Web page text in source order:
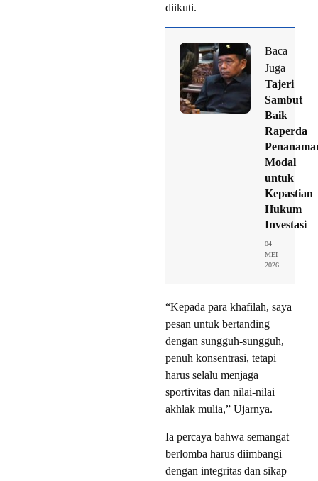
diikuti.
Baca
Juga
Tajeri
Sambut
Baik
Raperda
Modal
untuk
Kepastian
Hukum
Investasi
04
MEI
2026
“Kepada para khafilah, saya
pesan untuk bertanding
dengan sungguh-sungguh,
penuh konsentrasi, tetapi
harus selalu menjaga
sportivitas dan nilai-nilai
akhlak mulia,” Ujarnya.
Ia percaya bahwa semangat
berlomba harus diimbangi
dengan integritas dan sikap